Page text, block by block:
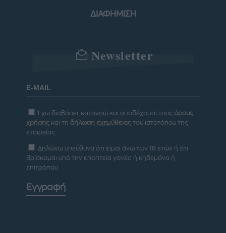
ΔΙΑΦΗΜΙΣΗ
Newsletter
Έχω διαβάσει, κατανοώ και αποδέχομαι τους όρους
χρήσης και τη δήλωση εχεμύθειας του ιστοτόπου της
εταιρείας
Δηλώνω υπεύθυνα ότι είμαι άνω των 18 ετών ή ότι
βρίσκομαι υπό την εποπτεία γονέα ή κηδεμόνα ή
επιτρόπου
Εγγραφή